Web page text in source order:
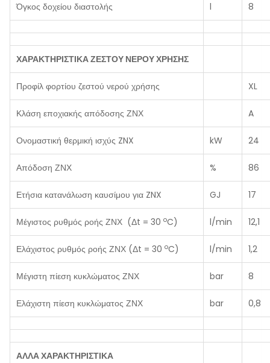
Όγκος δοχείου διαστολής l 8
ΧΑΡΑΚΤΗΡΙΣΤΙΚΑ ΖΕΣΤΟΥ ΝΕΡΟΥ ΧΡΗΣΗΣ
Προφίλ φορτίου ζεστού νερού χρήσης XL
Κλάση εποχιακής απόδοσης ΖΝΧ A
Ονομαστική θερμική ισχύς ZNX kW 24
Απόδοση ΖΝΧ % 86
Ετήσια κατανάλωση καυσίμου για ZNX GJ 17
Μέγιστος ρυθμός ροής ΖΝΧ (Δt = 30 oC) l/min 12,1
Ελάχιστος ρυθμός ροής ΖΝΧ (Δt = 30 oC) l/min 1,2
Μέγιστη πίεση κυκλώματος ΖΝΧ bar 8
Ελάχιστη πίεση κυκλώματος ΖΝΧ bar 0,8
ΑΛΛΑ ΧΑΡΑΚΤΗΡΙΣΤΙΚΑ